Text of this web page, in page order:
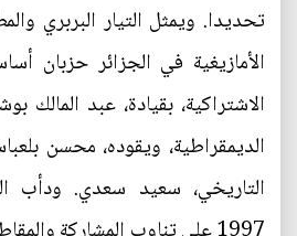
تحديدا. ويمثل التيار البربري
الأمازيغية في الجزائر حزبان
الاشتراكية، بقيادة، عبد المالك
الديمقراطية، ويقوده، محسن
التاريخي، سعيد سعدي. ودأب